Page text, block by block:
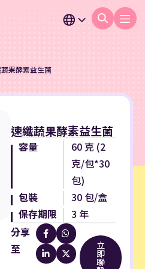
果酵素益生菌
速纖蔬果酵素益生菌
容量
60 克 (2
克/包*30
包)
包裝
30 包/盒
保存期限
3 年
分享
至
立
即
聯